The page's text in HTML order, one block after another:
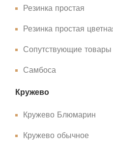
Резинка простая
Резинка простая
Сопутствующие
Самбоса
Кружево
Кружево Блюмарин
Кружево обычное